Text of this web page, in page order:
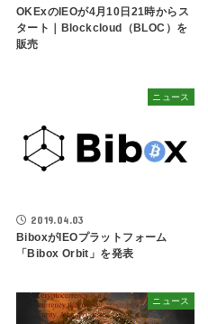
OKExのIEOが4月10日21時からス
タート｜Blockcloud（BLOC）を
販売
ニュース
2019.04.03
BiboxがIEOプラットフォーム
「Bibox Orbit」を発表
ニュース